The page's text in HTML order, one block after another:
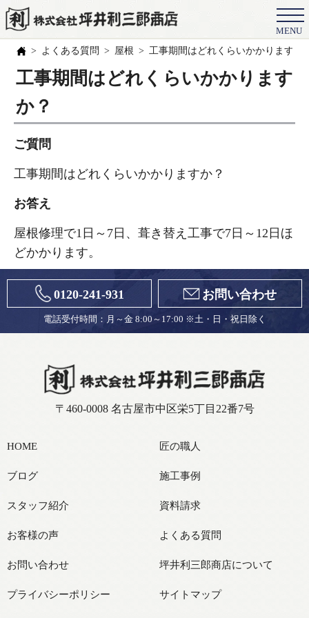
会社概要
選ばれる理由
施工事例
お客様の声
職人紹介
ブログ
よくある質問
豆知識
MENU
よくある質問 屋根 工事期間はどれくらいかかりますか
工事期間はどれくらいかかります
か？
ご質問
工事期間はどれくらいかかりますか？
お答え
屋根修理で1日～7日、葺き替え工事で7日～12日ほ
どかかります。
0120-241-931 お問い合わせ
電話受付時間：月～金 8:00～17:00 ※土・日・祝日除く
〒460-0008 名古屋市中区栄5丁目22番7号
HOME 匠の職人
ブログ 施工事例
スタッフ紹介 資料請求
お客様の声 よくある質問
お問い合わせ 坪井利三郎商店について
プライバシーポリシー サイトマップ